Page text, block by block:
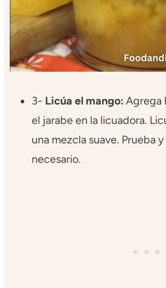
3- Licúa el mango: Agrega
el jarabe en la licuadora.
una mezcla suave. Prueba
necesario.